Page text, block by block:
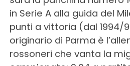
in Serie A alla guida del
punti a vittoria (dal 1994/
originario di Parma è
rossoneri che vanta la